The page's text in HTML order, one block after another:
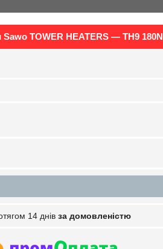
Sawo TOWER HEATERS — TH9 180N
14 днів за домовленістю